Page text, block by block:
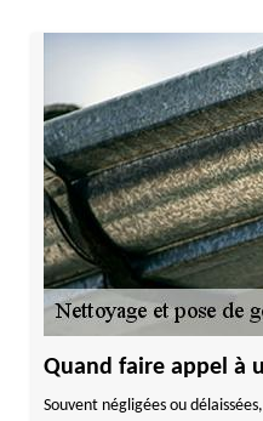
Quand faire appel à
Souvent négligées ou